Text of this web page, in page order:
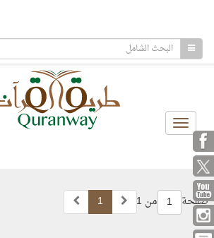
Toggle
navigation
صفحة 1 من 1 1